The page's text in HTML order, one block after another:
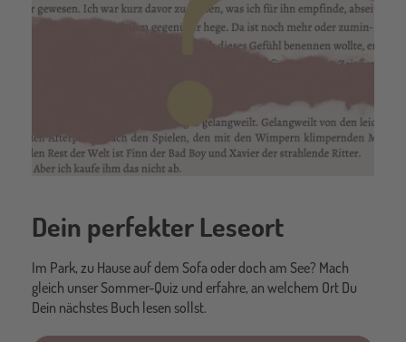
Dein perfekter Leseort
Im Park, zu Hause auf dem Sofa oder doch am See? Mach
gleich unser Sommer-Quiz und erfahre, an welchem Ort Du
Dein nächstes Buch lesen sollst.